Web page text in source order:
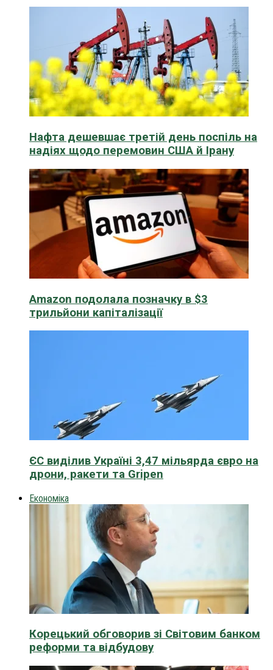
Нафта дешевшає третій день поспіль на
надіях щодо перемовин США й Ірану
Amazon подолала позначку в $3
трильйони капіталізації
ЄС виділив Україні 3,47 мільярда євро на
дрони, ракети та Gripen
Економіка
Корецький обговорив зі Світовим банком
реформи та відбудову